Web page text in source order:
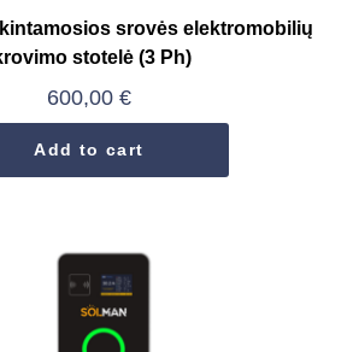
srovės elektromobilių
stotelė (3 Ph)
600,00 €
Add to cart